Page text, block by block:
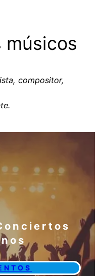
músicos
compositor,